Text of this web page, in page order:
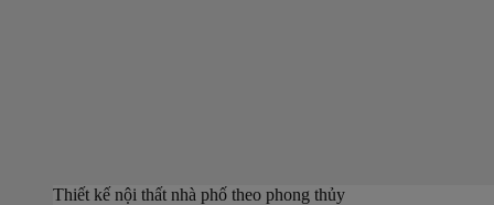
Thiết kế nội thất nhà phố theo phong thủy